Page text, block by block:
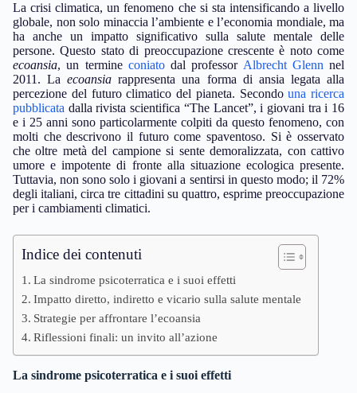
La crisi climatica, un fenomeno che si sta intensificando a livello
globale, non solo minaccia l’ambiente e l’economia mondiale, ma
ha anche un impatto significativo sulla salute mentale delle
persone. Questo stato di preoccupazione crescente è noto come
ecoansia, un termine coniatodal professor Albrecht Glenn nel
2011. Laecoansia rappresenta una forma di ansia legata alla
percezione del futuro climatico del pianeta. Secondouna ricerca
pubblicata dalla rivista scientifica “The Lancet”, i giovani tra i 16
e i 25 anni sono particolarmente colpiti da questo fenomeno, con
molti che descrivono il futuro come spaventoso. Si è osservato
che oltre metà del campione si sente demoralizzata, con cattivo
umore e impotente di fronte alla situazione ecologica presente.
Tuttavia, non sono solo i giovani a sentirsi in questo modo; il 72%
degli italiani, circa tre cittadini su quattro, esprime preoccupazione
per i cambiamenti climatici.
Indice dei contenuti
La sindrome psicoterratica e i suoi effetti
Impatto diretto, indiretto e vicario sulla salute mentale
Strategie per affrontare l’ecoansia
Riflessioni finali: un invito all’azione
La sindrome psicoterratica e i suoi effetti